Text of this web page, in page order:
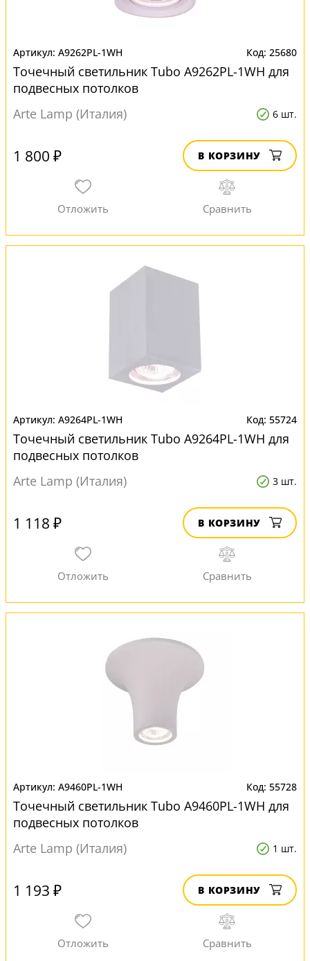
A9262PL-1WH 25680
Точечный светильник Tubo A9262PL-1WH для
подвесных потолков
Arte Lamp (Италия)
6 шт.
1 800 ₽ В КОРЗИНУ
A9264PL-1WH 55724
Точечный светильник Tubo A9264PL-1WH для
подвесных потолков
Arte Lamp (Италия)
3 шт.
1 118 ₽ В КОРЗИНУ
A9460PL-1WH 55728
Точечный светильник Tubo A9460PL-1WH для
подвесных потолков
Arte Lamp (Италия)
1 шт.
1 193 ₽ В КОРЗИНУ